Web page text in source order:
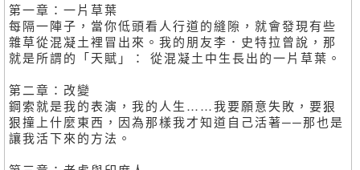
第一章：一片草葉
每隔一陣子，當你低頭看人行道的縫隙，就會發現有些
雜草從混凝土裡冒出來。我的朋友李．史特拉曾說，那
就是所謂的「天賦」： 從混凝土中生長出的一片草葉。
第二章：改變
鋼索就是我的表演，我的人生……我要願意失敗，要狠
狠撞上什麼東西，因為那樣我才知道自己活著──那也是
讓我活下來的方法。